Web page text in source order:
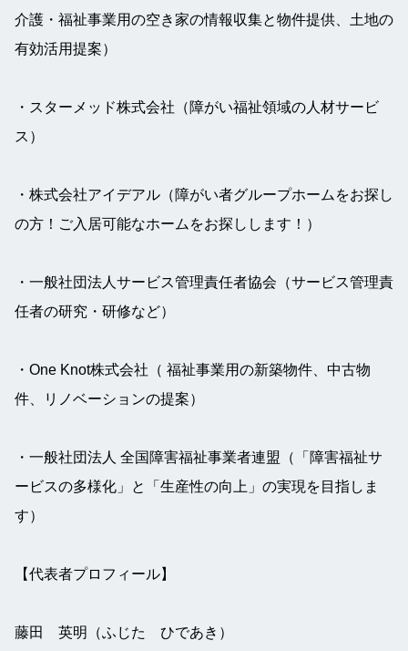
介護・福祉事業用の空き家の情報収集と物件提供、土地の
有効活用提案）
・スターメッド株式会社（障がい福祉領域の人材サービ
ス）
・株式会社アイデアル（障がい者グループホームをお探し
の方！ご入居可能なホームをお探しします！）
・一般社団法人サービス管理責任者協会（サービス管理責
任者の研究・研修など）
・One Knot株式会社（ 福祉事業用の新築物件、中古物
件、リノベーションの提案）
・一般社団法人 全国障害福祉事業者連盟（「障害福祉サ
ービスの多様化」と「生産性の向上」の実現を目指しま
す）
【代表者プロフィール】
藤田　英明（ふじた　ひであき）